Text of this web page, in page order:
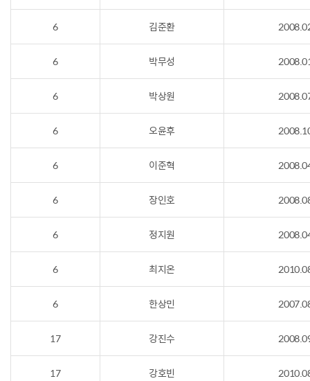
6 김준환
6 박무성
6 박상원
6 오윤후
6 이준혁
6 장인호
6 정지원
6 최지온
6 한상민
17 강진수
17 강호빈